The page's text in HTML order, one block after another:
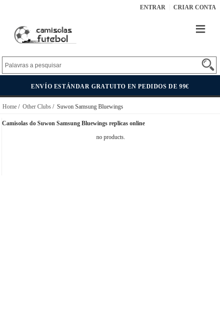
ENTRAR CRIAR CONTA
ENVÍO ESTÁNDAR GRATUITO EN PEDIDOS DE 99€
Home / Other Clubs / Suwon Samsung Bluewings
Camisolas do Suwon Samsung Bluewings replicas online
no products.